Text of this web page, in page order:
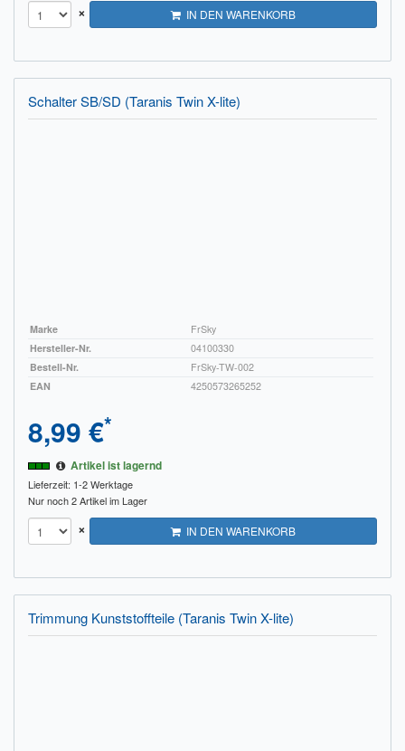
× IN DEN WARENKORB
Schalter SB/SD (Taranis Twin X-lite)
Marke
FrSky
Hersteller-Nr.
04100330
Bestell-Nr.
FrSky-TW-002
EAN
4250573265252
8,99 €*
Artikel ist lagernd
Lieferzeit: 1-2 Werktage
Nur noch 2 Artikel im Lager
× IN DEN WARENKORB
Trimmung Kunststoffteile (Taranis Twin X-lite)